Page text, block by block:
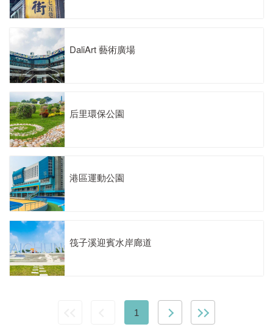
DaliArt 藝術廣場
后里環保公園
港區運動公園
筏子溪迎賓水岸廊道
1